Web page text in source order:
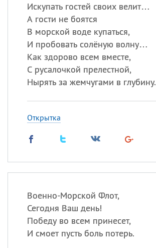
Искупать гостей своих велит…
А гости не боятся
В морской воде купаться,
И пробовать солёную волну…
Как здорово всем вместе,
С русалочкой прелестной,
Нырять за жемчугами в глубину.
Открытка
Военно-Морской Флот,
Сегодня Ваш день!
Победу во всем принесет,
И смоет пусть боль потерь.